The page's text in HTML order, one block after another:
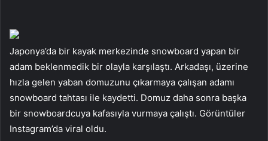
Japonya’da bir kayak merkezinde snowboard yapan bir
adam beklenmedik bir olayla karşılaştı. Arkadaşı, üzerine
hızla gelen yaban domuzunu çıkarmaya çalışan adamı
snowboard tahtası ile kaydetti. Domuz daha sonra başka
bir snowboardcuya kafasıyla vurmaya çalıştı. Görüntüler
Instagram’da viral oldu.